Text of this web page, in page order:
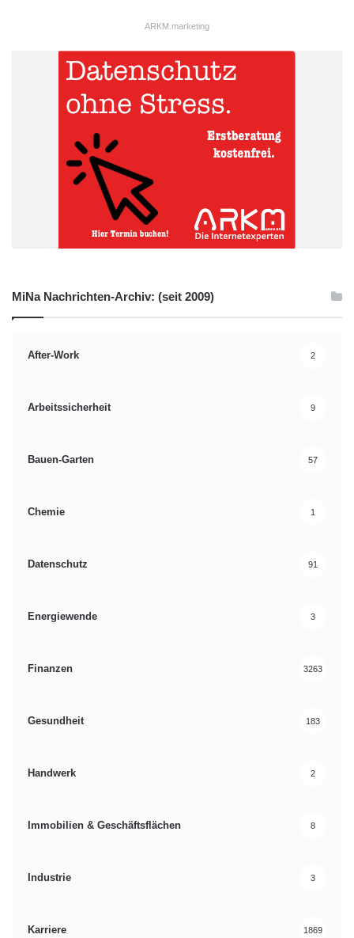
SSL-Zertifikatesichern die Kommunikation zwischen Geräten
und Servern ab. Die E-Mail-Verschlüsselung mittels S/MIME-
von außen uneinsehbar und schützt Nachrichten sowie
Anhänge vor Manipulationen. Dennoch: IT-Sicherheit kann –
allen technischen Vorkehrungen zum Trotz – immer nur so gut
sein, wie der Mensch, der die IT benutzt.
Quelle: PSW GROUP GmbH & Co. KG
Gesundheitswesen
ARKM.marketing
MiNa Nachrichten-Archiv: (seit 2009)
After-Work 2
Arbeitssicherheit 9
Bauen-Garten 57
Chemie 1
Datenschutz 91
Energiewende 3
Finanzen 3263
Gesundheit 183
Handwerk 2
Immobilien & Geschäftsflächen 8
Industrie 3
Karriere 1869